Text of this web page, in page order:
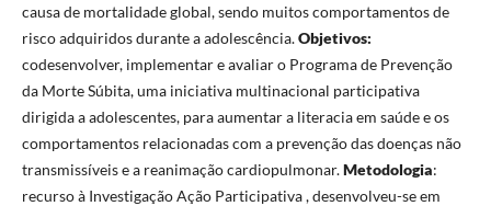
causa de mortalidade global, sendo muitos comportamentos de
risco adquiridos durante a adolescência.Objetivos:
codesenvolver, implementar e avaliar o Programa de Prevenção
da Morte Súbita, uma iniciativa multinacional participativa
dirigida a adolescentes, para aumentar a literacia em saúde e os
comportamentos relacionadas com a prevenção das doenças não
transmissíveis e a reanimação cardiopulmonar.Metodologia:
recurso à Investigação Ação Participativa , desenvolveu-se em